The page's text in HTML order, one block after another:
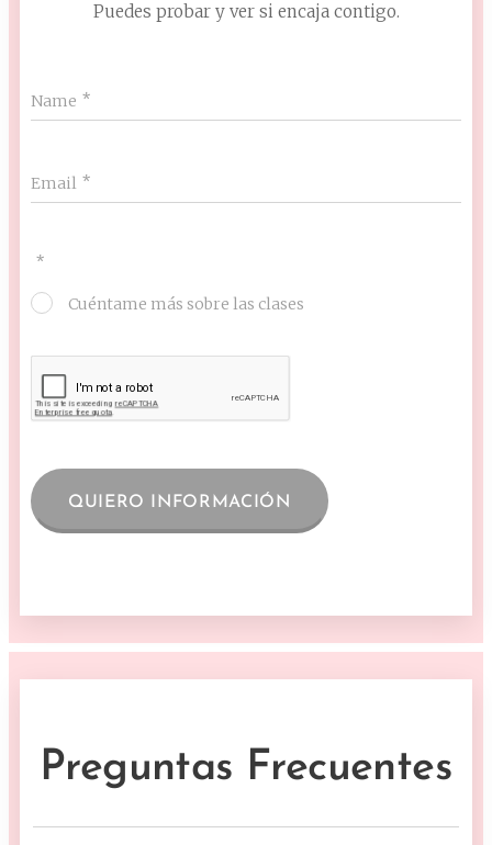
Puedes probar y ver si encaja contigo.
Name
Email
Cuéntame más sobre las clases
QUIERO INFORMACIÓN
Preguntas Frecuentes